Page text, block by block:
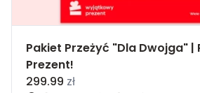
Pakiet Przeżyć "Dla Dwojga" |
Prezent!
299.99 zł